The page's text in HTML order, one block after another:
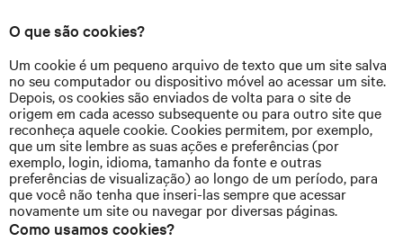
O que são cookies?
Um cookie é um pequeno arquivo de texto que um site salva
no seu computador ou dispositivo móvel ao acessar um site.
Depois, os cookies são enviados de volta para o site de
origem em cada acesso subsequente ou para outro site que
reconheça aquele cookie. Cookies permitem, por exemplo,
que um site lembre as suas ações e preferências (por
exemplo, login, idioma, tamanho da fonte e outras
preferências de visualização) ao longo de um período, para
que você não tenha que inseri-las sempre que acessar
novamente um site ou navegar por diversas páginas.
Como usamos cookies?